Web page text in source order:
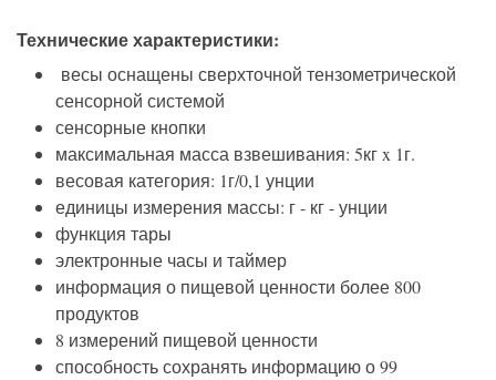
Технические характеристики:
весы оснащены сверхточной тензометрической
сенсорной системой
сенсорные кнопки
максимальная масса взвешивания: 5кг x 1г.
весовая категория: 1г/0,1 унции
единицы измерения массы: г - кг - унции
функция тары
электронные часы и таймер
информация о пищевой ценности более 800
продуктов
8 измерений пищевой ценности
способность сохранять информацию о 99